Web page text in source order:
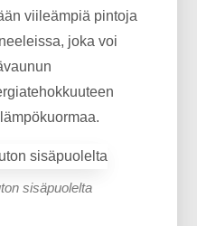
viileämpiä pintoja
joka voi
sisäpuolelta